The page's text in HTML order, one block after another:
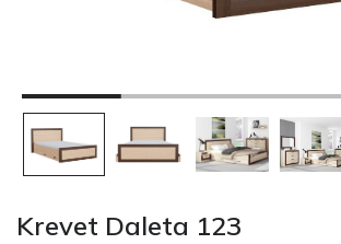
Krevet Daleta 123